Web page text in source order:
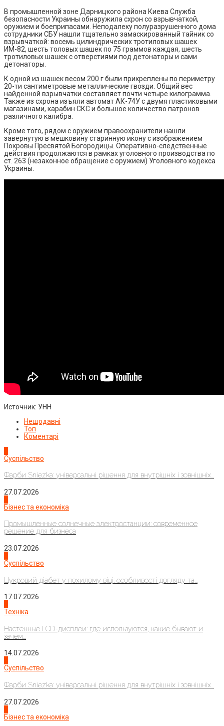
В промышленной зоне Дарницкого района Киева Служба
безопасности Украины обнаружила схрон со взрывчаткой,
оружием и боеприпасами. Неподалеку полуразрушенного дома
сотрудники СБУ нашли тщательно замаскированный тайник со
взрывчаткой: восемь цилиндрических тротиловых шашек
ИМ-82, шесть толовых шашек по 75 граммов каждая, шесть
тротиловых шашек с отверстиями под детонаторы и сами
детонаторы.
К одной из шашек весом 200 г были прикреплены по периметру
20-ти сантиметровые металлические гвозди. Общий вес
найденной взрывчатки составляет почти четыре килограмма.
Также из схрона изъяли автомат АК-74У с двумя пластиковыми
магазинами, карабин СКС и большое количество патронов
различного калибра.
Кроме того, рядом с оружием правоохранители нашли
завернутую в мешковину старинную икону с изображением
Покровы Пресвятой Богородицы. Оперативно-следственные
действия продолжаются в рамках уголовного производства по
ст. 263 (незаконное обращение с оружием) Уголовного кодекса
Украины.
Источник: УНН
Нещодавні
Топ
Коментарі
Суспільство
Фарби Sniezka: універсальні рішення для внутрішніх і зовнішніх...
27.07.2026
Бізнес та економіка
Промышленные солнечные электростанции: современное
решение для бизнеса
23.07.2026
Суспільство
Цукровий діабет у похилому віці: особливості догляду та...
17.07.2026
Техніка
Настенные LCD-дисплеи: где используются, какие бывают и
зачем...
14.07.2026
Суспільство
Фарби Sniezka: універсальні рішення для внутрішніх і зовнішніх...
27.07.2026
Бізнес та економіка